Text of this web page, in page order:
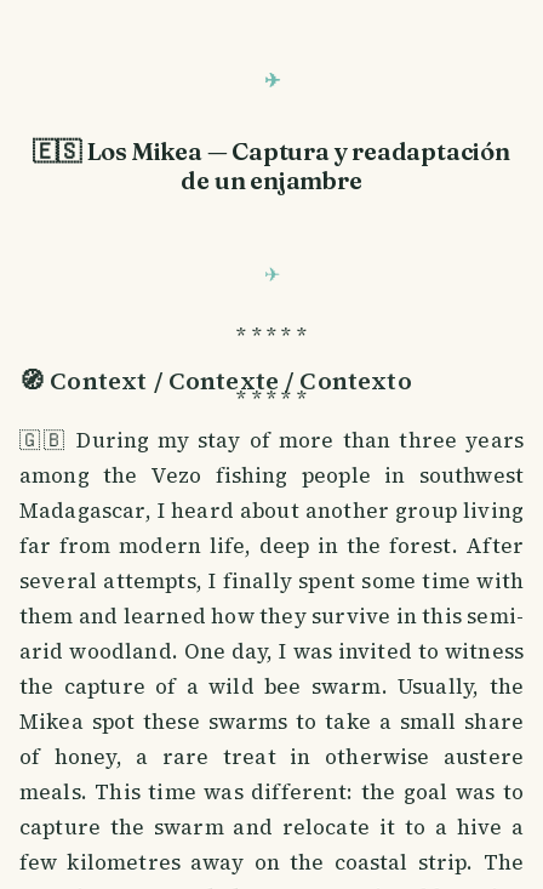
🇪🇸 Los Mikea — Captura y readaptación
de un enjambre
* * * * *
* * * * *
🧭 Context / Contexte / Contexto
🇬🇧 During my stay of more than three years
among the Vezo fishing people in southwest
Madagascar, I heard about another group living
far from modern life, deep in the forest. After
several attempts, I finally spent some time with
them and learned how they survive in this semi-
arid woodland. One day, I was invited to witness
the capture of a wild bee swarm. Usually, the
Mikea spot these swarms to take a small share
of honey, a rare treat in otherwise austere
meals. This time was different: the goal was to
capture the swarm and relocate it to a hive a
few kilometres away on the coastal strip. The